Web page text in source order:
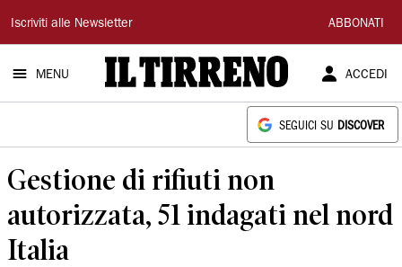
Il
Tirreno
Iscriviti alle Newsletter ABBONATI
MENU ACCEDI
SEGUICI SU DISCOVER
Gestione di rifiuti non
autorizzata, 51 indagati nel nord
Italia